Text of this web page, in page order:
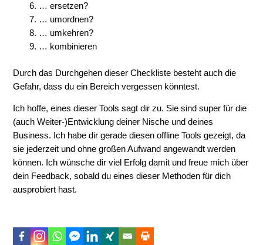
… ersetzen?
… umordnen?
… umkehren?
… kombinieren
Durch das Durchgehen dieser Checkliste besteht auch die
Gefahr, dass du ein Bereich vergessen könntest.
Ich hoffe, eines dieser Tools sagt dir zu. Sie sind super für die
(auch Weiter-)Entwicklung deiner Nische und deines
Business. Ich habe dir gerade diesen offline Tools gezeigt, da
sie jederzeit und ohne großen Aufwand angewandt werden
können. Ich wünsche dir viel Erfolg damit und freue mich über
dein Feedback, sobald du eines dieser Methoden für dich
ausprobiert hast.